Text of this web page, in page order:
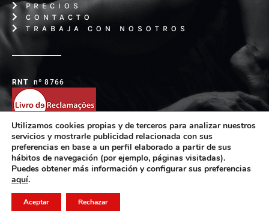
PRECIOS
CONTACTO
TRABAJA CON NOSOTROS
RNT nº 8766
Términos y condiciones |Política de privacidad|
Política de Cookies| Resolución disputas
©2023 AVENUE VALONGO Reservados todos los derechos.
Hecho con♥porAVIRATO
Utilizamos cookies propias y de terceros para analizar nuestros
servicios y mostrarle publicidad relacionada con sus
preferencias en base a un perfil elaborado a partir de sus
hábitos de navegación (por ejemplo, páginas visitadas).
Puedes obtener más información y configurar sus preferencias
aquí.
Aceptar Rechazar